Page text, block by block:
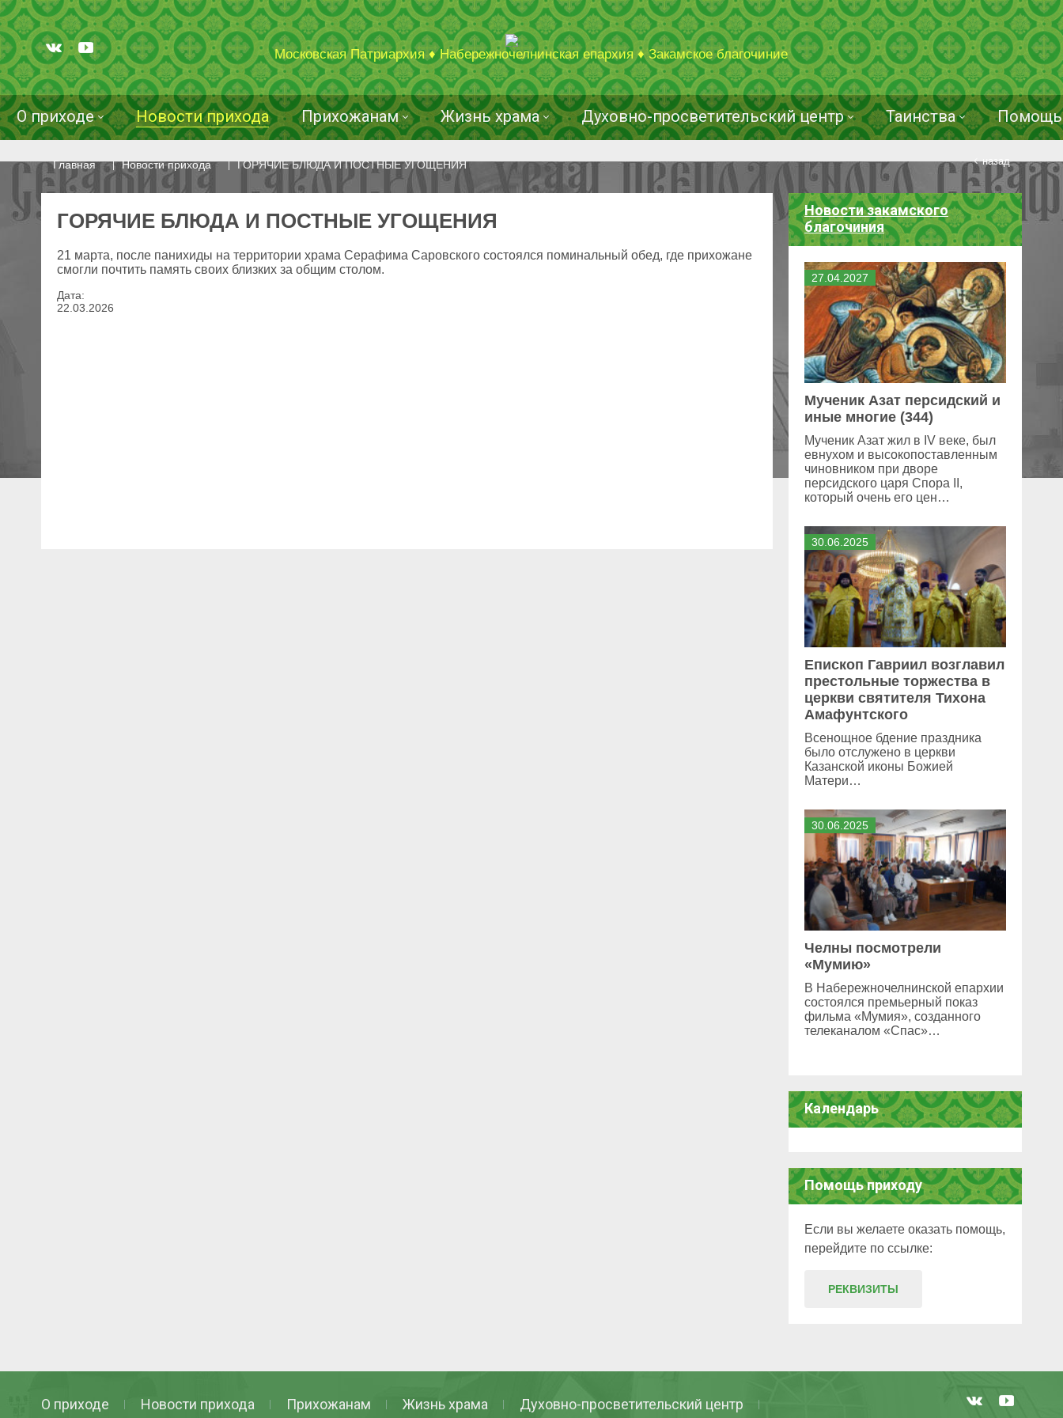
Московская Патриархия ♦ Набережночелнинская епархия ♦ Закамское благочиние
О приходе Новости прихода Прихожанам Жизнь храма Духовно-просветительский центр Таинства Помощь
Главная Новости прихода ГОРЯЧИЕ БЛЮДА И ПОСТНЫЕ УГОЩЕНИЯ назад
Новости закамского
благочиния
27 04 2027
Мученик Азат персидский и
иные многие (344)
Мученик Азат жил в IV веке, был
евнухом и высокопоставленным
чиновником при дворе
персидского царя Спора II,
который очень его цен…
30 06 2025
Епископ Гавриил возглавил
престольные торжества в
церкви святителя Тихона
Амафунтского
Всенощное бдение праздника
было отслужено в церкви
Казанской иконы Божией
Матери…
30 06 2025
Челны посмотрели
«Мумию»
В Набережночелнинской епархии
состоялся премьерный показ
фильма «Мумия», созданного
телеканалом «Спас»…
Календарь
Помощь приходу
Если вы желаете оказать помощь,
перейдите по ссылке:
РЕКВИЗИТЫ
ГОРЯЧИЕ БЛЮДА И ПОСТНЫЕ УГОЩЕНИЯ
21 марта, после панихиды на территории храма Серафима Саровского состоялся поминальный обед, где прихожане
смогли почтить память своих близких за общим столом.
Дата:
22 03 2026
О приходе Новости прихода Прихожанам Жизнь храма Духовно-просветительский центр